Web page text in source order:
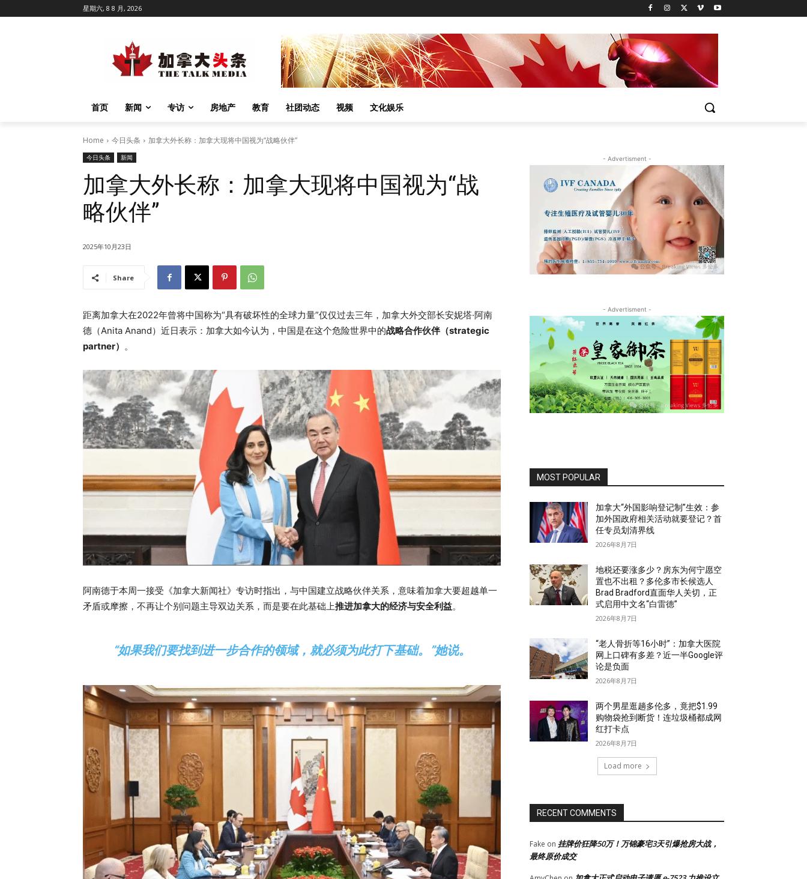
星期六, 8 8 月, 2026
首页 新闻 专访 房地产 教育 社团动态 视频 文化娱乐
Home 今日头条 加拿大外长称：加拿大现将中国视为“战略伙伴”
今日头条 新闻
加拿大外长称：加拿大现将中国视为“战
略伙伴”
2025年10月23日
Share
距离加拿大在2022年曾将中国称为“具有破坏性的全球力量”仅仅过去三年，加拿大外交部长安妮塔·阿南
德（Anita Anand）近日表示：加拿大如今认为，中国是在这个危险世界中的战略合作伙伴（strategic
partner） 。
阿南德于本周一接受《加拿大新闻社》专访时指出，与中国建立战略伙伴关系，意味着加拿大要超越单一
矛盾或摩擦，不再让个别问题主导双边关系，而是要在此基础上推进加拿大的经济与安全利益。
“如果我们要找到进一步合作的领域，就必须为此打下基础。”她说。
- Advertisment -
- Advertisment -
MOST POPULAR
加拿大“外国影响登记制”生效：参
加外国政府相关活动就要登记？首
任专员划清界线
2026年8月7日
地税还要涨多少？房东为何宁愿空
置也不出租？多伦多市长候选人
Brad Bradford直面华人关切，正
式启用中文名“白雷德”
2026年8月7日
“老人骨折等16小时”：加拿大医院
网上口碑有多差？近一半Google评
论是负面
2026年8月7日
两个男星逛趟多伦多，竟把$1.99
购物袋抢到断货！连垃圾桶都成网
红打卡点
2026年8月7日
Load more
RECENT COMMENTS
Fake on 挂牌价狂降50万！万锦豪宅3天引爆抢房大战，
最终原价成交